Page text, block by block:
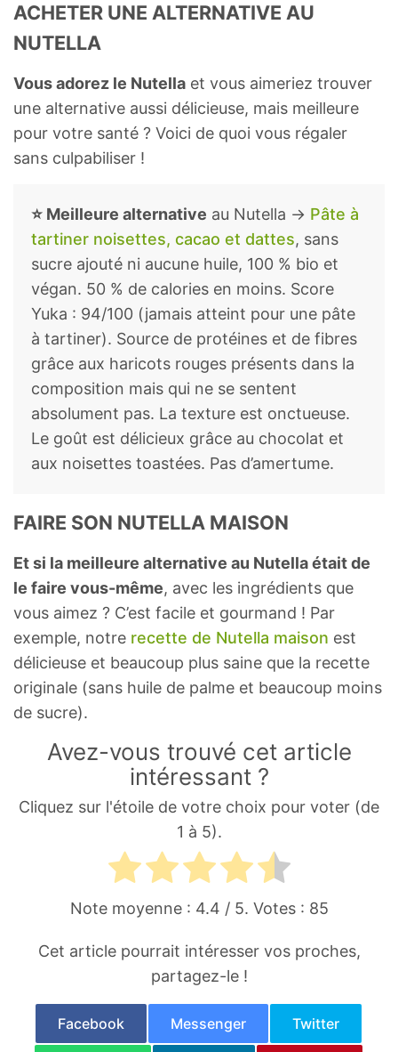
ACHETER UNE ALTERNATIVE AU
NUTELLA
Vous adorez le Nutella et vous aimeriez trouver
une alternative aussi délicieuse, mais meilleure
pour votre santé ? Voici de quoi vous régaler
sans culpabiliser !
⭐ Meilleure alternative au Nutella → Pâte à
tartiner noisettes, cacao et dattes, sans
sucre ajouté ni aucune huile, 100 % bio et
végan. 50 % de calories en moins. Score
Yuka : 94/100 (jamais atteint pour une pâte
à tartiner). Source de protéines et de fibres
grâce aux haricots rouges présents dans la
composition mais qui ne se sentent
absolument pas. La texture est onctueuse.
Le goût est délicieux grâce au chocolat et
aux noisettes toastées. Pas d’amertume.
FAIRE SON NUTELLA MAISON
Et si la meilleure alternative au Nutella était de
le faire vous-même, avec les ingrédients que
vous aimez ? C’est facile et gourmand ! Par
exemple, notre recette de Nutella maison est
délicieuse et beaucoup plus saine que la recette
originale (sans huile de palme et beaucoup moins
de sucre).
Avez-vous trouvé cet article
intéressant ?
Cliquez sur l'étoile de votre choix pour voter (de
1 à 5).
Note moyenne : 4.4 / 5. Votes : 85
Cet article pourrait intéresser vos proches,
partagez-le !
Facebook Messenger Twitter